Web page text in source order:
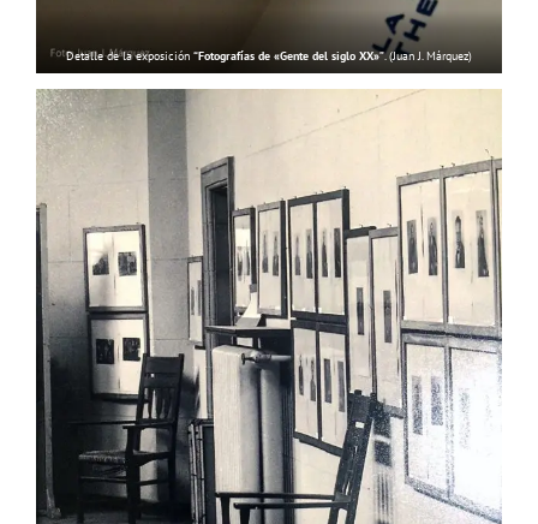
Detalle de la exposición “Fotografías de «Gente del siglo XX»”. (Juan J. Márquez)